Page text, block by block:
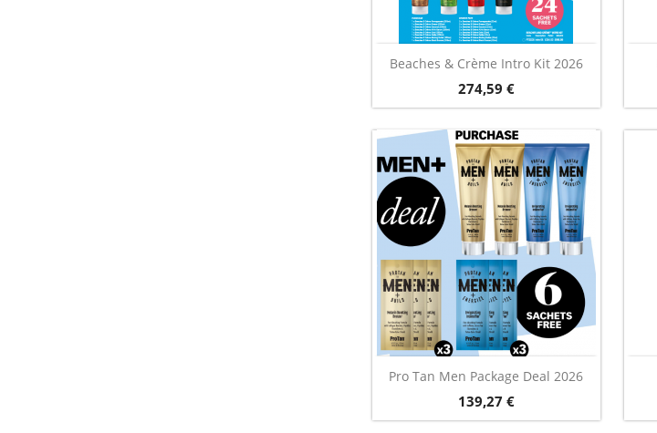
Beaches & Crème Intro Kit 2026
Preis
274,59 €
Vorschau
Pro Tan Men Package Deal 2026
Preis
139,27 €
Vorschau